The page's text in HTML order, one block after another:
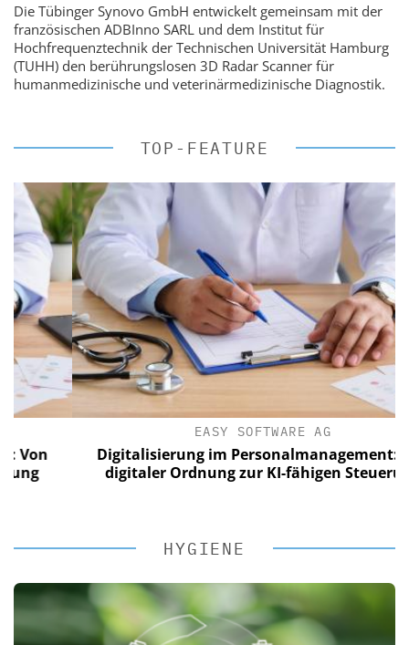
Die Tübinger Synovo GmbH entwickelt gemeinsam mit der
französischen ADBInno SARL und dem Institut für
Hochfrequenztechnik der Technischen Universität Hamburg
(TUHH) den berührungslosen 3D Radar Scanner für
humanmedizinische und veterinärmedizinische Diagnostik.
TOP-FEATURE
EASY SOFTWARE AG
Digitalisierung im Personalmanagement: Von
digitaler Ordnung zur KI-fähigen Steuerung
HYGIENE